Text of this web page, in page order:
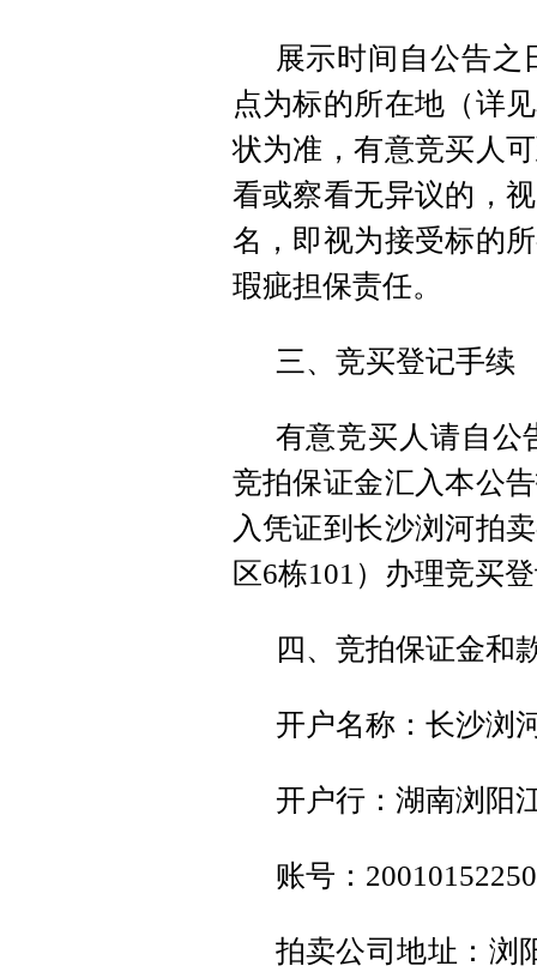
展示时间自公告之
点为标的所在地（详
状为准，有意竞买人
看或察看无异议的，
名，即视为接受标的
瑕疵担保责任。
三、竞买登记手续
有意竞买人请自公
竞拍保证金汇入本公
入凭证到长沙浏河拍
区6栋101）办理竞买
四、竞拍保证金和
开户名称：长沙浏
开户行：湖南浏阳
账号：
拍卖公司地址：浏